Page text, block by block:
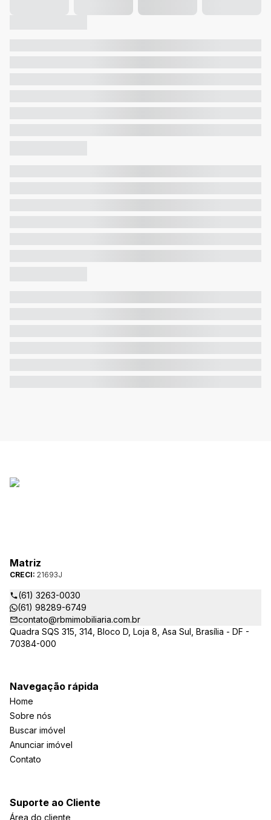
Matriz
CRECI: 21693J
(61) 3263-0030
(61) 98289-6749
contato@rbmimobiliaria.com.br
Quadra SQS 315, 314, Bloco D, Loja 8, Asa Sul, Brasília - DF -
70384-000
Navegação rápida
Home
Sobre nós
Buscar imóvel
Anunciar imóvel
Contato
Suporte ao Cliente
Área do cliente